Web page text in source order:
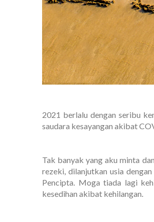
2021 berlalu dengan seribu
saudara kesayangan akibat
Tak banyak yang aku minta
rezeki, dilanjutkan usia
Pencipta. Moga tiada lagi
kesedihan akibat kehilangan.